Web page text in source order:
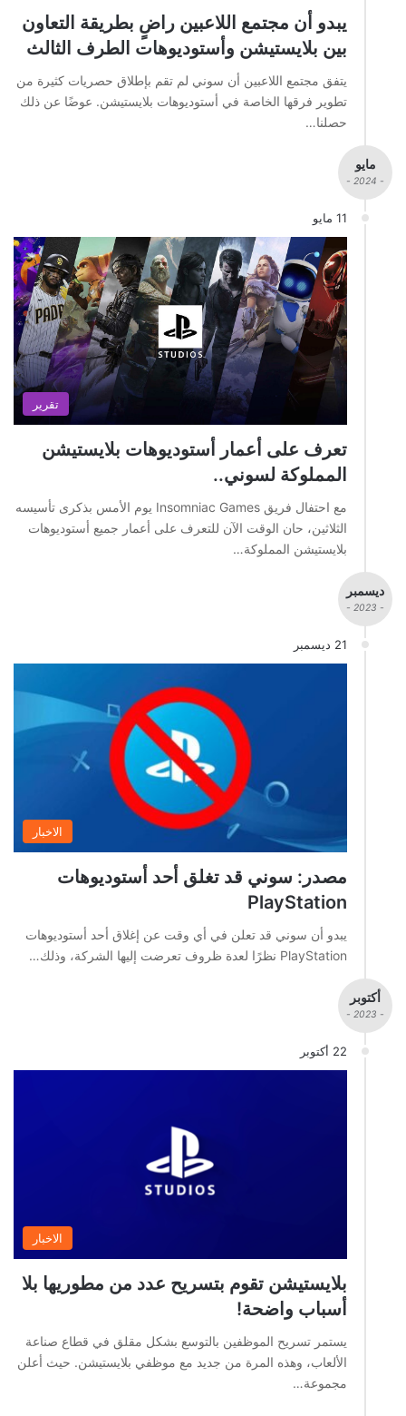
يبدو أن مجتمع اللاعبين راضٍ بطريقة التعاون
بين بلايستيشن وأستوديوهات الطرف الثالث
يتفق مجتمع اللاعبين أن سوني لم تقم بإطلاق حصريات كثيرة من
تطوير فرقها الخاصة في أستوديوهات بلايستيشن. عوضًا عن ذلك
حصلنا…
مايو
- 2024 -
11 مايو
تقرير
تعرف على أعمار أستوديوهات بلايستيشن
المملوكة لسوني..
مع احتفال فريق Insomniac Games يوم الأمس بذكرى تأسيسه
الثلاثين، حان الوقت الآن للتعرف على أعمار جميع أستوديوهات
بلايستيشن المملوكة…
ديسمبر
- 2023 -
21 ديسمبر
الاخبار
مصدر: سوني قد تغلق أحد أستوديوهات
PlayStation
يبدو أن سوني قد تعلن في أي وقت عن إغلاق أحد أستوديوهات
PlayStation نظرًا لعدة ظروف تعرضت إليها الشركة، وذلك…
أكتوبر
- 2023 -
22 أكتوبر
الاخبار
بلايستيشن تقوم بتسريح عدد من مطوريها بلا
أسباب واضحة!
يستمر تسريح الموظفين بالتوسع بشكل مقلق في قطاع صناعة
الألعاب، وهذه المرة من جديد مع موظفي بلايستيشن. حيث أعلن
مجموعة…